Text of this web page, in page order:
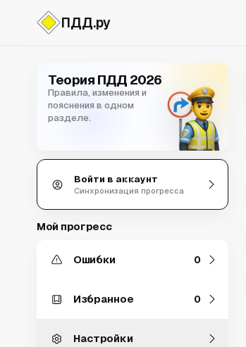
ПДД.ру
Билеты ПДД
Теория ПДД 2026
Правила, изменения и
пояснения в одном
разделе.
Войти в аккаунт
Синхронизация прогресса
Мой прогресс
Ошибки 0
Избранное 0
Настройки